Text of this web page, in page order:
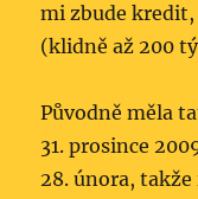
mi zbude
(klidně až 200
Původně měla
31. prosince
28. února,